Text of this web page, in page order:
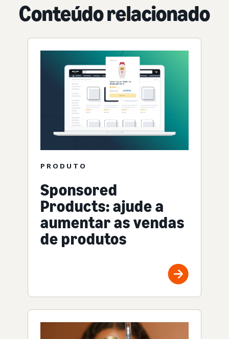
Conteúdo relacionado
PRODUTO
Sponsored
Products: ajude a
aumentar as vendas
de produtos